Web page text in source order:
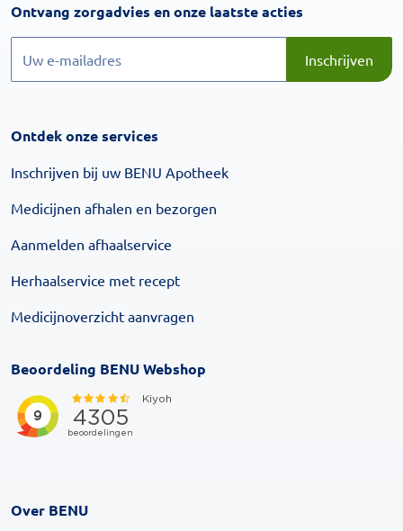
Ontvang zorgadvies en onze laatste acties
Inschrijven
Ontdek onze services
Inschrijven bij uw BENU Apotheek
Medicijnen afhalen en bezorgen
Aanmelden afhaalservice
Herhaalservice met recept
Medicijnoverzicht aanvragen
Beoordeling BENU Webshop
Over BENU